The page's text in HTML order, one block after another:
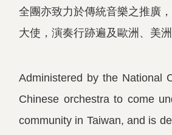
全團亦致力於傳統音樂之推廣
大使，演奏行跡遍及歐洲、美
Administered by the National
Chinese orchestra to come
community in Taiwan, and is